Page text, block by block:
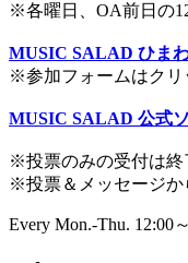
※各曜日、OA前日の
MUSIC SALAD ひま
※参加フォームはクリ
MUSIC SALAD 公式
※投票のみの受付は終
※投票＆メッセージか
Every Mon.-Thu. 12:00